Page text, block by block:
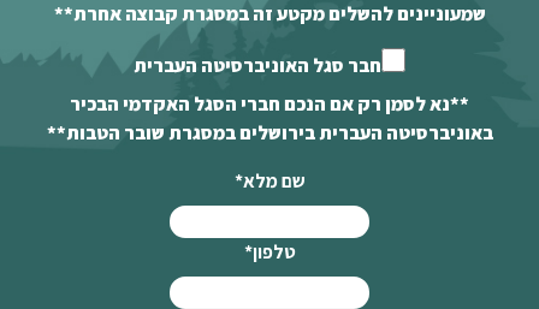
שמעוניינים להשלים מקטע זה במסגרת קבוצה אחרת**
חבר סגל האוניברסיטה העברית
**נא לסמן רק אם הנכם חברי הסגל האקדמי הבכיר
באוניברסיטה העברית בירושלים במסגרת שובר הטבות**
שם מלא*
טלפון*